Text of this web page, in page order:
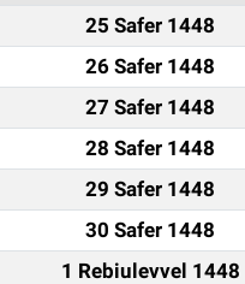
25 Safer 1448
26 Safer 1448
27 Safer 1448
28 Safer 1448
29 Safer 1448
30 Safer 1448
1 Rebiulevvel 1448